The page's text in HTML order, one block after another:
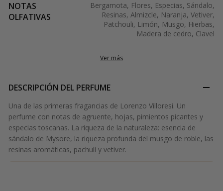
NOTAS
OLFATIVAS
Bergamota, Flores, Especias, Sándalo,
Resinas, Almizcle, Naranja, Vetiver,
Patchouli, Limón, Musgo, Hierbas,
Madera de cedro, Clavel
Ver más
DESCRIPCIÓN DEL PERFUME
Una de las primeras fragancias de Lorenzo Villoresi. Un
perfume con notas de agruente, hojas, pimientos picantes y
especias toscanas. La riqueza de la naturaleza: esencia de
sándalo de Mysore, la riqueza profunda del musgo de roble, las
resinas aromáticas, pachulí y vetiver.